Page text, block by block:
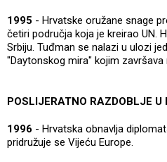
1995 - Hrvatske oružane snage
četiri područja koja je kreirao UN.
Srbiju. Tuđman se nalazi u ulozi
"Daytonskog mira" kojim završava
POSLIJERATNO RAZDOBLJE U
1996 - Hrvatska obnavlja
pridružuje se Vijeću Europe.